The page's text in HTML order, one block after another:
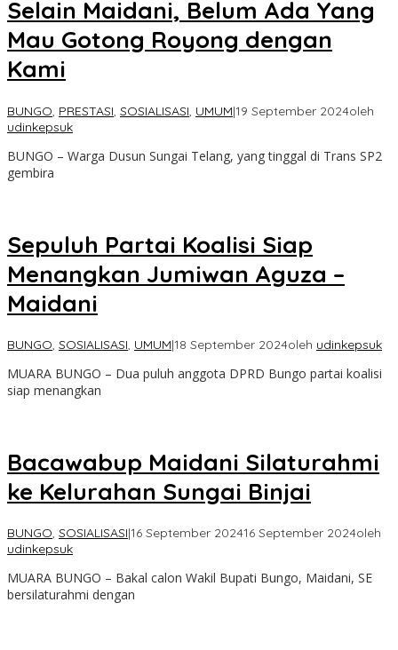
Selain Maidani, Belum Ada Yang
Mau Gotong Royong dengan
Kami
BUNGO, PRESTASI, SOSIALISASI, UMUM|19 September 2024oleh
udinkepsuk
BUNGO – Warga Dusun Sungai Telang, yang tinggal di Trans SP2
gembira
Sepuluh Partai Koalisi Siap
Menangkan Jumiwan Aguza –
Maidani
BUNGO, SOSIALISASI, UMUM|18 September 2024oleh udinkepsuk
MUARA BUNGO – Dua puluh anggota DPRD Bungo partai koalisi
siap menangkan
Bacawabup Maidani Silaturahmi
ke Kelurahan Sungai Binjai
BUNGO, SOSIALISASI|16 September 202416 September 2024oleh
udinkepsuk
MUARA BUNGO – Bakal calon Wakil Bupati Bungo, Maidani, SE
bersilaturahmi dengan